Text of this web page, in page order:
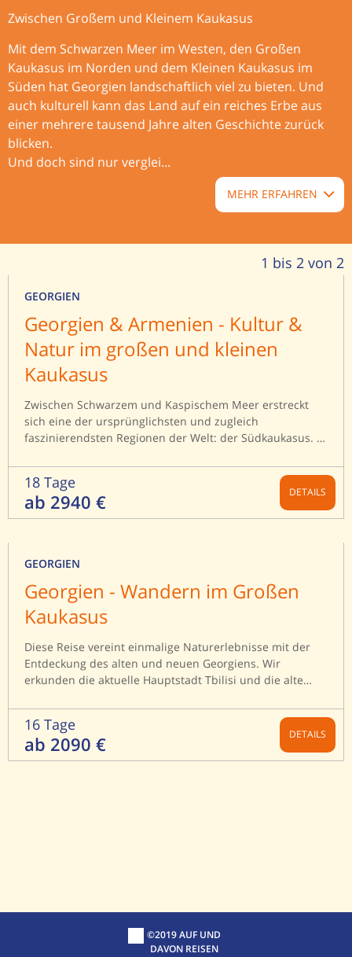
Zwischen Großem und Kleinem Kaukasus
Mit dem Schwarzen Meer im Westen, den Großen
Kaukasus im Norden und dem Kleinen Kaukasus im
Süden hat Georgien landschaftlich viel zu bieten. Und
auch kulturell kann das Land auf ein reiches Erbe aus
einer mehrere tausend Jahre alten Geschichte zurück
blicken.
Und doch sind nur verglei...
MEHR ERFAHREN
1 bis 2 von 2
GEORGIEN
Georgien & Armenien - Kultur &
Natur im großen und kleinen
Kaukasus
Zwischen Schwarzem und Kaspischem Meer erstreckt
sich eine der ursprünglichsten und zugleich
faszinierendsten Regionen der Welt: der Südkaukasus. In
und Spiritualität auf eindrucksvolle Weise – zwei Länder,
tief verwurzelt im frühen Christentum, an der Schwelle
zwischen Okzident und Orient. Kein Wunder, dass diese
außergewöhnliche Länderkombination zu unseren
18 Tage
ab 2940 € DETAILS
GEORGIEN
Georgien - Wandern im Großen
Kaukasus
Diese Reise vereint einmalige Naturerlebnisse mit der
Entdeckung des alten und neuen Georgiens. Wir
erkunden die aktuelle Hauptstadt Tbilisi und die alte
uns ins Hochgebirge, wo wir 3 Tage in der Region des
legendären Kasbek (5.047 m) wandern.
16 Tage
ab 2090 € DETAILS
©2019 AUF UND
DAVON REISEN